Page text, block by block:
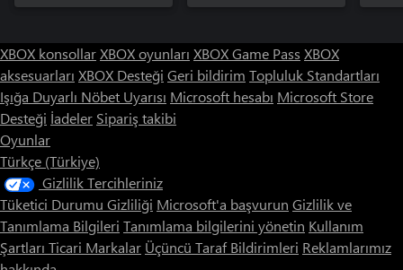
XBOX konsollarXBOX oyunları XBOX Game Pass XBOX
aksesuarları XBOX Desteği Geri bildirim Topluluk Standartları
Işığa Duyarlı Nöbet Uyarısı Microsoft hesabı Microsoft Store
Desteği İadeler Sipariş takibi
Oyunlar
Türkçe (Türkiye)
Gizlilik Tercihleriniz
Tüketici Durumu Gizliliği Microsoft'a başvurun Gizlilik ve
Tanımlama Bilgileri Tanımlama bilgilerini yönetin Kullanım
Şartları Ticari Markalar Üçüncü Taraf Bildirimleri Reklamlarımız